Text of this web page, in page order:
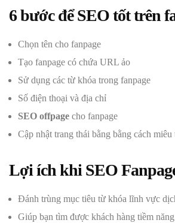
6 bước để SEO tốt trên
Chọn tên cho fanpage
Tạo fanpage có chứa URL ảo
Sử dụng các từ khóa trong fanpage
Số điện thoại và địa chỉ
SEO offpage cho fanpage
Cập nhật trang thái bằng bằng cách miêu
Lợi ích khi SEO
Đánh trùng mục tiêu từ khóa lĩnh vực
Giúp bạn tìm được khách hàng tiềm